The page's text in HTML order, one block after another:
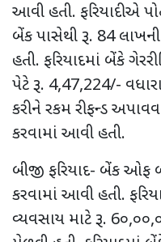
આવી હતી. ફરિયાદીએ
બેંક પાસેથી રૂ. 84
હતી. ફરિયાદમાં બેંકે
પેટે રૂ. 4,47,224/-
કરીને રકમ રીફન્ડ
કરવામાં આવી હતી.
બીજી ફરિયાદ- બેંક ઓફ
કરવામાં આવી હતી.
વ્યવસાય માટે રૂ.